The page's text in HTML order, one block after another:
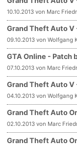
10.10.2013 von Marc
Grand Theft Auto
09.10.2013 von Wolfgang
GTA Online - Patch
07.10.2013 von Marc
Grand Theft Auto
04.10.2013 von Wolfgang
Grand Theft Auto
02.10.2013 von Marc
Grand Theft Auto